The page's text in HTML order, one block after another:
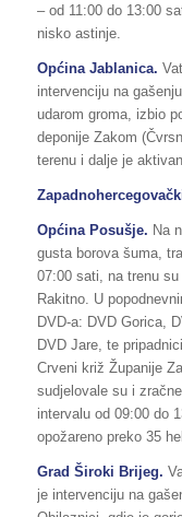
– od 11:00 do 13:00
nisko astinje.
Općina Jablanica.
intervenciju na
udarom groma, izbio
deponije Zakom
terenu i dalje je
Općina Posušje. Na
gusta borova šuma,
07:00 sati, na trenu
Rakitno. U
DVD-a: DVD Gorica,
DVD Jare, te
Crveni križ Županije
sudjelovale su i
intervalu od 09:00 do
opožareno preko 35
Grad Široki Brijeg.
je intervenciju na